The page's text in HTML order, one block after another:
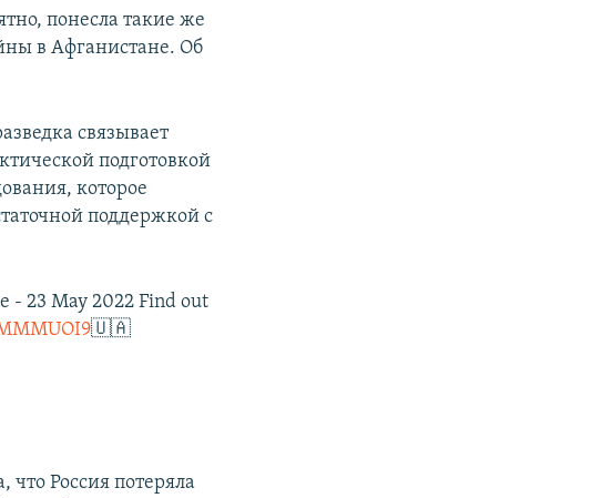
понесла такие же
в Афганистане. Об
связывает
подготовкой
которое
поддержкой с
- 23 May 2022 Find out
🇺🇦
что Россия потеряла